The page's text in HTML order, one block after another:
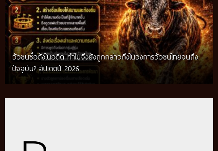
วัวชนชื่อดังในอดีต ทำไมจึงยังถูกกล่าวถึงในวงการวัวชนไทยจนถึง
ปัจจุบัน? อัปเดตปี 2026
กติกาวัวชนสมัยก่อน วิถีการแข่งขันดั้งเดิมที่สืบทอดผ่านภูมิปัญญา
ท้องถิ่น อัปเดตปี 2026